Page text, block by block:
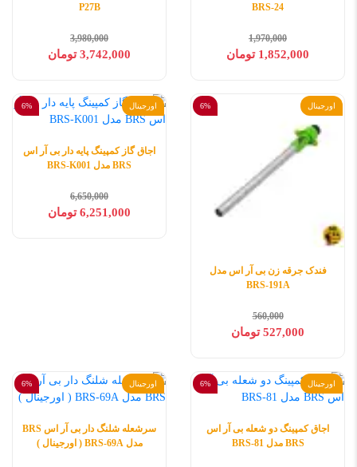
BRS-24
1,970,000
1,852,000 تومان
P27B
3,980,000
3,742,000 تومان
6% اورجینال
فندک جرقه زن بی آر اس مدل
BRS-191A
560,000
527,000 تومان
6% اورجینال
اجاق گاز کمپینگ پایه دار بی آر اس
BRS مدل BRS-K001
6,650,000
6,251,000 تومان
6% اورجینال
اجاق کمپینگ دو شعله بی آر اس
BRS مدل BRS-81
6% اورجینال
سرشعله شلنگ دار بی آر اس BRS
مدل BRS-69A ( اورجینال )